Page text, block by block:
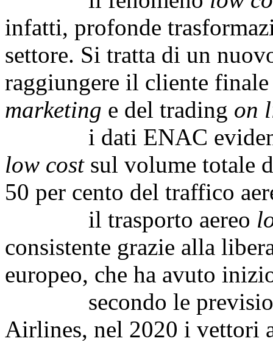
infatti, profonde
settore. Si tratta di un
raggiungere il cliente
marketing e del trading on
i dati ENAC
low costsul volume totale
50 per cento del traffico
il trasporto aereo
consistente grazie alla
europeo, che ha avuto
secondo le previsioni
Airlines, nel 2020 i vettori